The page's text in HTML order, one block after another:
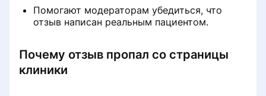
Помогают модераторам убедиться, что
отзыв написан реальным пациентом.
Почему отзыв пропал со страницы
клиники